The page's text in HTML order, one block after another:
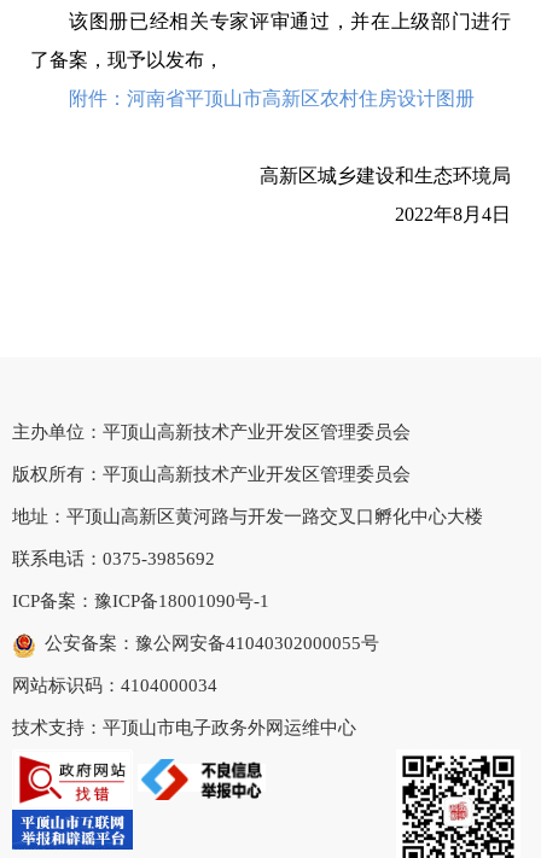
该图册已经相关专家评审通过，并在上级部门进行
了备案，现予以发布，
附件： 河南省平顶山市高新区农村住房设计图册
高新区城乡建设和生态环境局
2022年8月4日
主办单位：平顶山高新技术产业开发区管理委员会
版权所有：平顶山高新技术产业开发区管理委员会
地址：平顶山高新区黄河路与开发一路交叉口孵化中心大楼
联系电话：0375-3985692
ICP备案： 豫ICP备18001090号-1
公安备案：豫公网安备41040302000055号
网站标识码：4104000034
技术支持：平顶山市电子政务外网运维中心